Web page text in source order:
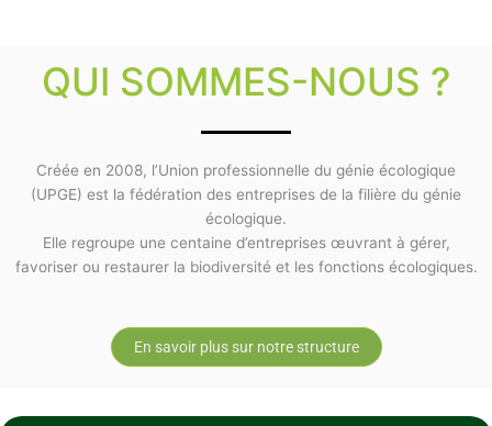
QUI SOMMES-NOUS ?
Créée en 2008, l’Union professionnelle du génie écologique
(UPGE) est la fédération des entreprises de la filière du génie
écologique.
Elle regroupe une centaine d’entreprises œuvrant à gérer,
favoriser ou restaurer la biodiversité et les fonctions écologiques.
En savoir plus sur notre structure